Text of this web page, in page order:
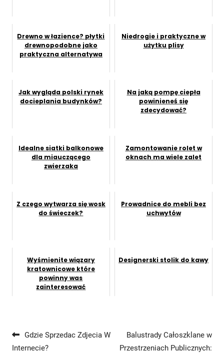
Drewno w łazience? płytki
drewnopodobne jako
praktyczna alternatywa
Niedrogie i praktyczne w
użytku plisy
Jak wygląda polski rynek
docieplania budynków?
Na jaką pompę ciepła
powinieneś się
zdecydować?
Idealne siatki balkonowe
dla miauczącego
zwierzaka
Zamontowanie rolet w
oknach ma wiele zalet
Z czego wytwarza się wosk
do świeczek?
Prowadnice do mebli bez
uchwytów
Wyśmienite wiązary
kratownicowe które
powinny was
zainteresować
Designerski stolik do kawy
Nawigacja wpisu
Gdzie Sprzedac Zdjecia W
Internecie?
Balustrady Całoszklane w
Przestrzeniach Publicznych: